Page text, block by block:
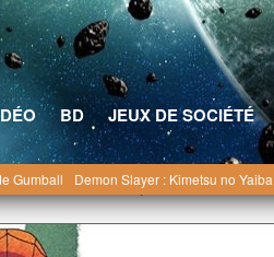
BD
JEUX DE SOCIÉTÉ
Gumball Demon Slayer : Kimetsu no Yaiba
séries, livres, BD et jeux de science-fiction.